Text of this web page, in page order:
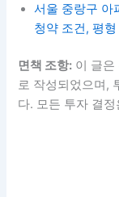
서울 중랑구 아
청약 조건, 평
면책 조항: 이 글은
로 작성되었으며,
다. 모든 투자 결